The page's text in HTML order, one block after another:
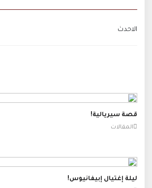
الاحدث
قصة سيريالية!
المقالات
ليلة إغتيال إبيفانيوس!